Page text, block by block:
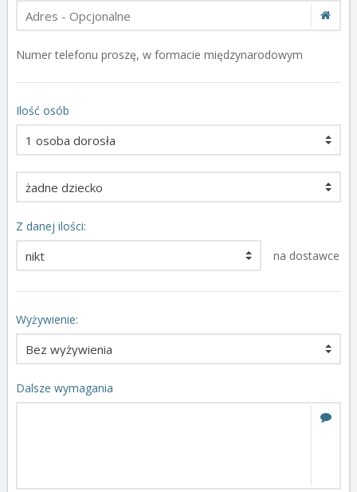
Numer telefonu proszę, w formacie międzynarodowym
Ilość osób
Z danej ilości:
na dostawce
Wyżywienie:
Dalsze wymagania